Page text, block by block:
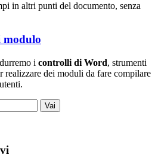
in altri punti del documento, senza
i controlli di Word, strumenti
realizzare dei moduli da fare compilare
Vai